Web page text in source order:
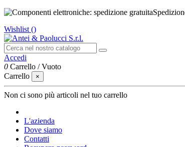
Wishlist ()
Accedi
0 Carrello /Vuoto
Carrello
×
Non ci sono più articoli nel tuo carrello
L'azienda
Dove siamo
Contatti